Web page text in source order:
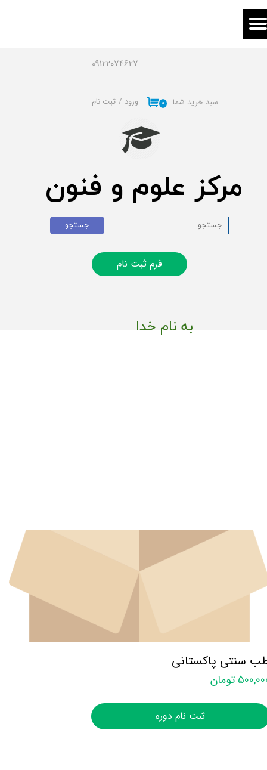
09122074627
مرکز علوم و فنون
۰ سبد خرید شما ورود / ثبت نام
حساب کاربری من
خروج از حساب کاربری
فرم ثبت نام
جستجو
به نام خدا
سنتی پاکستانی
تومان
ثبت نام دوره